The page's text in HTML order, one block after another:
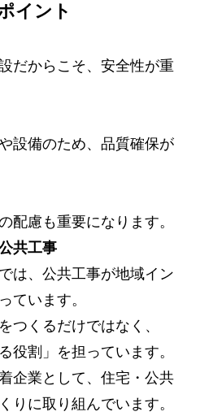
ース
イント
だからこそ、安全性が重
設備のため、品質確保が
配慮も重要になります。
共工事
は、公共工事が地域イン
ています。
つくるだけではなく、
役割」を担っています。
企業として、住宅・公共
りに取り組んでいます。